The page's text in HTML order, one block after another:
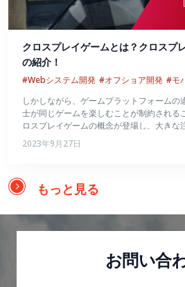
クロスプレイゲームとは？クロスプ
の紹介！
#Webシステム開発 #オフショア開発 #モ
しかしながら、ゲームプラットフォームの
士が同じゲームを楽しむことが制約される
ロスプレイゲームの概念が登場し、大きな
2023年9月27日
もっと見る
お問い合